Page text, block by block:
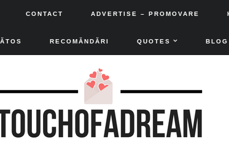
CONTACT ADVERTISE – PROMOVARE
RECOMĂNDĂRI QUOTES